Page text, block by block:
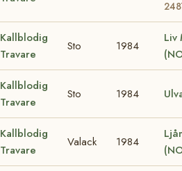
Kallblodig
Travare
Sto 1984
Liv
Kallblodig
Travare
Sto 1984
Kallblodig
Travare
Valack 1984